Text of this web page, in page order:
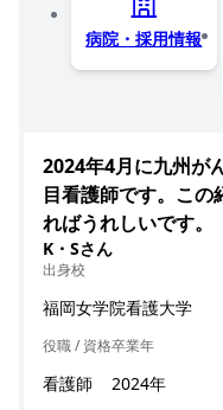
病院・採用情報
2024年4月に九州が
目看護師です。こ
ればうれしいです。
K・Sさん
出身校
福岡女学院看護大学
役職 / 資格
看護師
卒業年
2024年